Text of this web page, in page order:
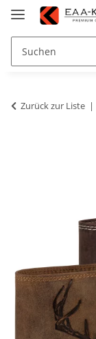
Zurück zur Liste